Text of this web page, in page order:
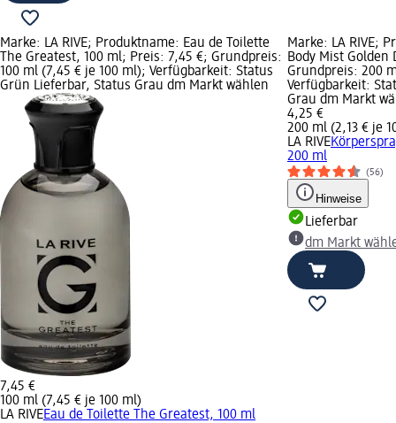
Marke: LA RIVE; Produktname: Eau de Toilette
The Greatest, 100 ml; Preis: 7,45 €; Grundpreis:
100 ml (7,45 € je 100 ml); Verfügbarkeit: Status
Grün Lieferbar, Status Grau dm Markt wählen
7,45 €
100 ml (7,45 € je 100 ml)
LA RIVEEau de Toilette The Greatest, 100 ml
Marke: LA RIVE;
Body Mist
Grundpreis: 200
Verfügbarkeit:
Grau dm Markt
4,25 €
200 ml (2,13 € je
LA RIVE
200 ml
(56)
Hinweise
Lieferbar
dm Markt